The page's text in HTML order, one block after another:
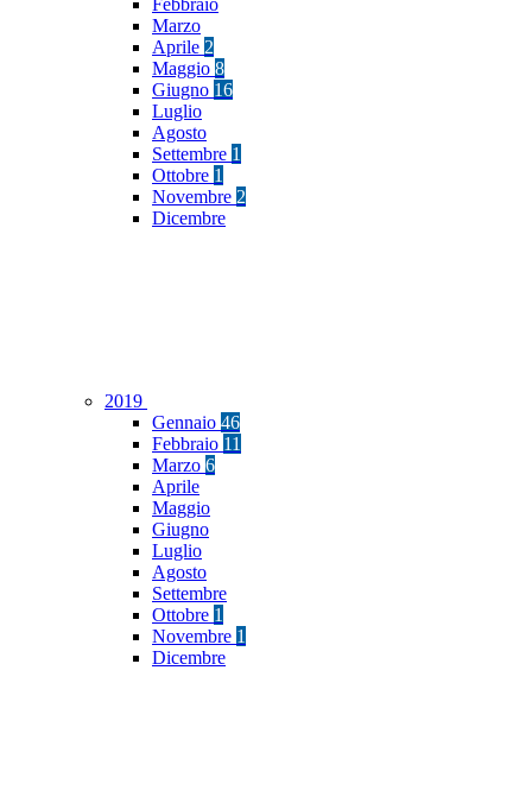
Febbraio
Marzo
Aprile 2
Maggio 8
Giugno 16
Luglio
Agosto
Settembre 1
Ottobre 1
Novembre 2
Dicembre
2019
Gennaio 46
Febbraio 11
Marzo 6
Aprile
Maggio
Giugno
Luglio
Agosto
Settembre
Ottobre 1
Novembre 1
Dicembre